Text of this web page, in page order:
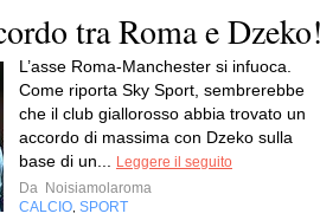
tra Roma e
L’asse Roma-Manchester si infuoca.
Come riporta Sky Sport, sembrerebbe
che il club giallorosso abbia trovato un
accordo di massima con Dzeko sulla
base di un...
Leggere il seguito
Da Noisiamolaroma
CALCIO SPORT